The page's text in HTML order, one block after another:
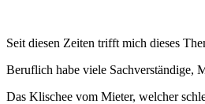
Seit diesen Zeiten trifft mich dieses
Beruflich habe viele Sachverständige,
Das Klischee vom Mieter, welcher